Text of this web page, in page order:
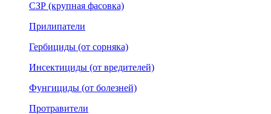
СЗР (крупная фасовка)
Прилипатели
Гербициды (от сорняка)
Инсектициды (от вредителей)
Фунгициды (от болезней)
Протравители